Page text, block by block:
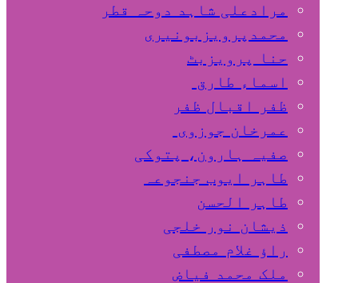
مرادعلی شاہد دوحہ قطر
محمدپرویزبونیری
حنا پرویزبٹ
اسماء طارق
ظفر اقبال ظفر
عمرخان جوزوی
صفیہ ہارون، پتوکی
طاہر ایوب جنجوعہ
طاہر الحسن
ذیشان نور خلجی
راﺅ غلام مصطفی
ملک محمد فیاض